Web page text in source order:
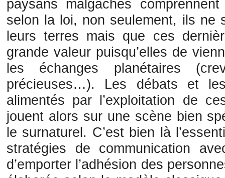
paysans malgaches
selon la loi, non seulement, ils ne
leurs terres mais que ces
grande valeur puisqu’elles de
les échanges planétaires
précieuses…). Les débats et
alimentés par l’exploitation de
jouent alors sur une scène bien
le surnaturel. C’est bien là
stratégies de communication
d’emporter l’adhésion des